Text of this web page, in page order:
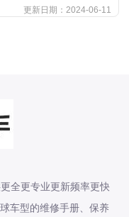
更新日期：2024-06-11
全更专业更新频率更快
车型的维修手册、保养